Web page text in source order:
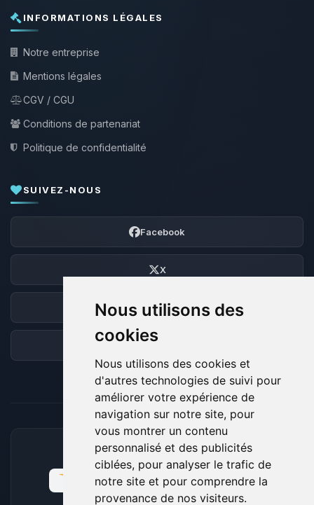
Nous utilisons des
cookies
Nous utilisons des cookies et
d'autres technologies de suivi pour
améliorer votre expérience de
navigation sur notre site, pour
vous montrer un contenu
personnalisé et des publicités
ciblées, pour analyser le trafic de
notre site et pour comprendre la
provenance de nos visiteurs.
INFORMATIONS LÉGALES
Notre entreprise
Mentions légales
CGV / CGU
Conditions de partenariat
Politique de confidentialité
SUIVEZ-NOUS
Facebook
X
Discord
Forum
MOYENS DE PAIEMENT ACCEPTÉS